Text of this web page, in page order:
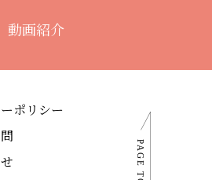
動画紹介
ポリシー